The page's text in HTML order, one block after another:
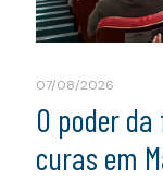
07/08/2026
O poder
curas em